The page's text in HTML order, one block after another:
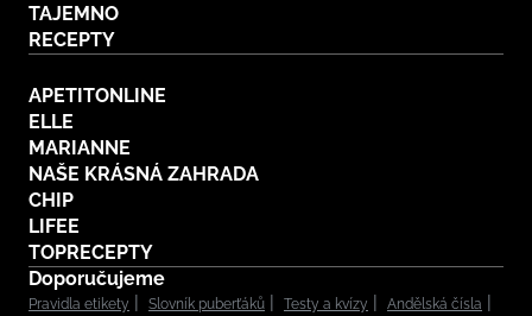
TAJEMNO
RECEPTY
APETITONLINE
ELLE
MARIANNE
NAŠE KRÁSNÁ ZAHRADA
CHIP
LIFEE
TOPRECEPTY
Doporučujeme
Pravidla etikety Slovník puberťáků Testy a kvízy
Andělská čísla